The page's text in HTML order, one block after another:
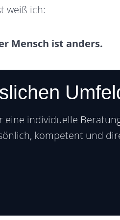
weiß ich:
Mensch ist anders.
individuelle
kompetent und